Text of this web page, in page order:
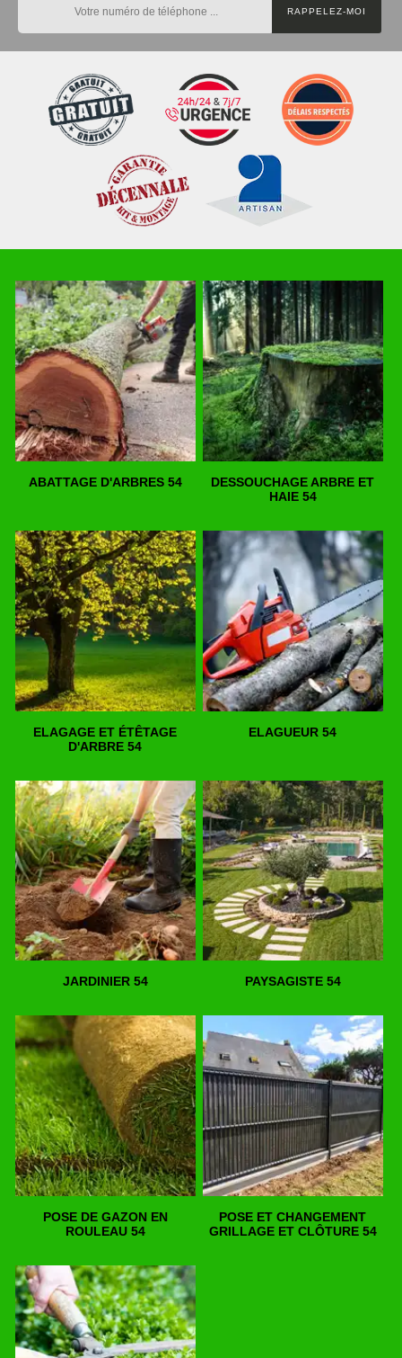
ABATTAGE D'ARBRES 54
DESSOUCHAGE ARBRE ET
HAIE 54
ELAGAGE ET ÉTÊTAGE
D'ARBRE 54
ELAGUEUR 54
JARDINIER 54 PAYSAGISTE 54
POSE DE GAZON EN
ROULEAU 54
POSE ET CHANGEMENT
GRILLAGE ET CLÔTURE 54